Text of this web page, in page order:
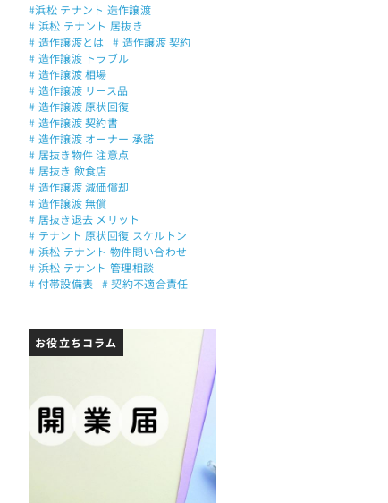
#浜松 テナント 造作譲渡
# 浜松 テナント 居抜き
# 造作譲渡とは # 造作譲渡 契約
# 造作譲渡 トラブル
# 造作譲渡 相場
# 造作譲渡 リース品
# 造作譲渡 原状回復
# 造作譲渡 契約書
# 造作譲渡 オーナー 承諾
# 居抜き物件 注意点
# 居抜き 飲食店
# 造作譲渡 減価償却
# 造作譲渡 無償
# 居抜き退去 メリット
# テナント 原状回復 スケルトン
# 浜松 テナント 物件問い合わせ
# 浜松 テナント 管理相談
# 付帯設備表 # 契約不適合責任
お役立ちコラム